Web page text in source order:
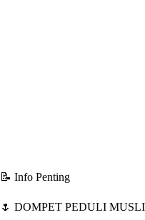
📝 Info Penting
🌷 DOMPET PEDULI